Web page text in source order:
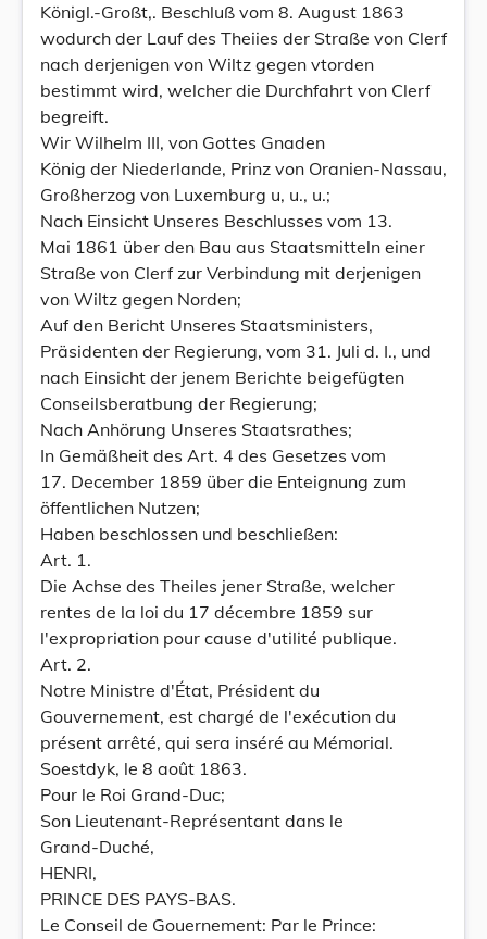
Königl.-Großt,. Beschluß vom 8. August 1863
wodurch der Lauf des Theiies der Straße von Clerf
nach derjenigen von Wiltz gegen vtorden
bestimmt wird, welcher die Durchfahrt von Clerf
begreift.
Wir Wilhelm III, von Gottes Gnaden
König der Niederlande, Prinz von Oranien-Nassau,
Großherzog von Luxemburg u, u., u.;
Nach Einsicht Unseres Beschlusses vom 13.
Mai 1861 über den Bau aus Staatsmitteln einer
Straße von Clerf zur Verbindung mit derjenigen
von Wiltz gegen Norden;
Auf den Bericht Unseres Staatsministers,
Präsidenten der Regierung, vom 31. Juli d. I., und
nach Einsicht der jenem Berichte beigefügten
Conseilsberatbung der Regierung;
Nach Anhörung Unseres Staatsrathes;
In Gemäßheit des Art. 4 des Gesetzes vom
17. December 1859 über die Enteignung zum
öffentlichen Nutzen;
Haben beschlossen und beschließen:
Art. 1.
Die Achse des Theiles jener Straße, welcher
rentes de la loi du 17 décembre 1859 sur
l'expropriation pour cause d'utilité publique.
Art. 2.
Notre Ministre d'État, Président du
Gouvernement, est chargé de l'exécution du
présent arrêté, qui sera inséré au Mémorial.
Soestdyk, le 8 août 1863.
Pour le Roi Grand-Duc;
Son Lieutenant-Représentant dans le
Grand-Duché,
HENRI,
PRINCE DES PAYS-BAS.
Le Conseil de Gouernement: Par le Prince: